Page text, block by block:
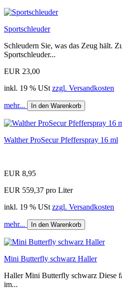
Sportschleuder
Schleudern Sie, was das Zeug hält.
Sportschleuder...
EUR 23,00
inkl. 19 % USt zzgl. Versandkosten
mehr... In den Warenkorb
Walther ProSecur Pfefferspray 16 ml
EUR 8,95
EUR 559,37 pro Liter
inkl. 19 % USt zzgl. Versandkosten
mehr... In den Warenkorb
Mini Butterfly schwarz Haller
Haller Mini Butterfly schwarz Diese
im...